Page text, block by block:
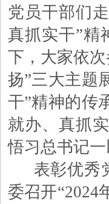
党员干部们
真抓实干”精
下，大家依次
扬”三大主题
干”精神的传
就办、真抓
悟习总书记
表彰优秀
委召开“2024